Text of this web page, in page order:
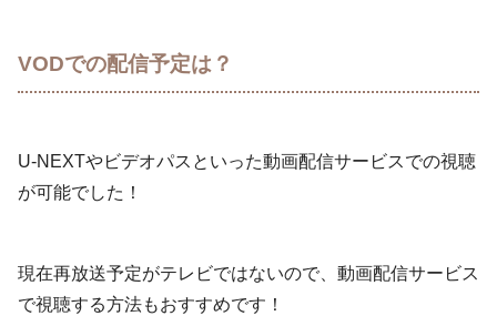
VODでの配信予定は？
U-NEXTやビデオパスといった動画配信サービスでの視聴
が可能でした！
現在再放送予定がテレビではないので、動画配信サービス
で視聴する方法もおすすめです！